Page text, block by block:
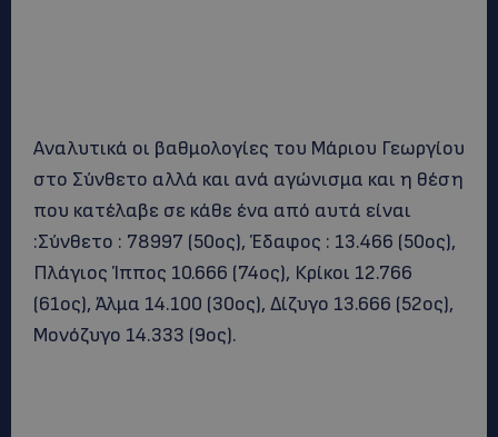
Αναλυτικά οι βαθμολογίες του Μάριου Γεωργίου
στο Σύνθετο αλλά και ανά αγώνισμα και η θέση
που κατέλαβε σε κάθε ένα από αυτά είναι
:Σύνθετο : 78997 (50ος), Έδαφος : 13.466 (50ος),
Πλάγιος Ίππος 10.666 (74ος), Κρίκοι 12.766
(61ος), Άλμα 14.100 (30ος), Δίζυγο 13.666 (52ος),
Μονόζυγο 14.333 (9ος).